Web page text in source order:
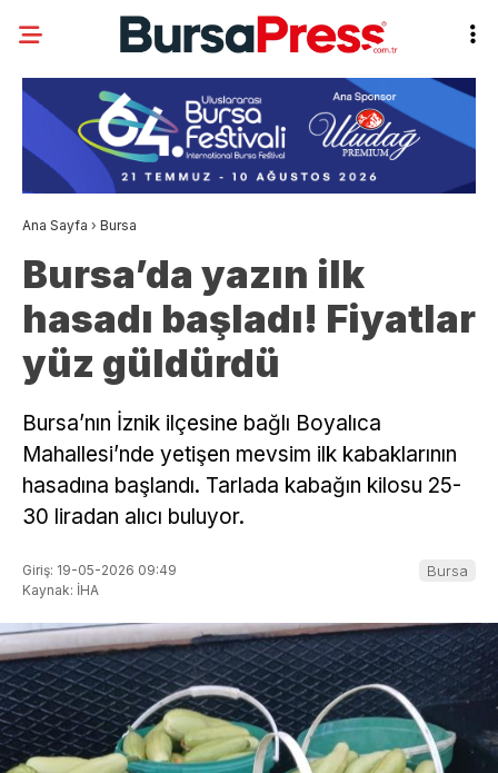
Ana Sayfa › Bursa
Bursa’da yazın ilk
hasadı başladı! Fiyatlar
yüz güldürdü
Bursa’nın İznik ilçesine bağlı Boyalıca
Mahallesi’nde yetişen mevsim ilk kabaklarının
hasadına başlandı. Tarlada kabağın kilosu 25-
30 liradan alıcı buluyor.
Giriş: 19-05-2026 09:49
Kaynak: İHA
Bursa